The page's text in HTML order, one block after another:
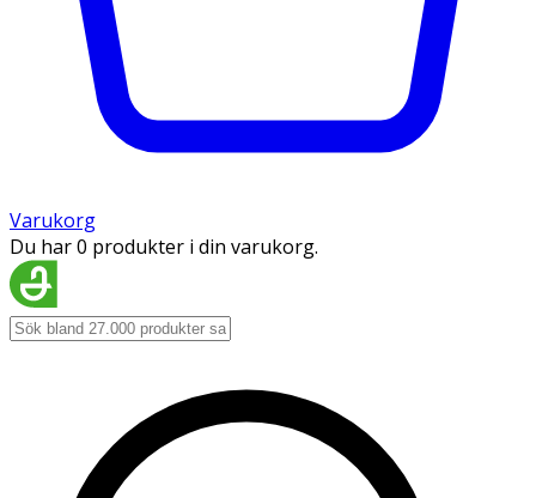
Varukorg
Du har 0 produkter i din varukorg.